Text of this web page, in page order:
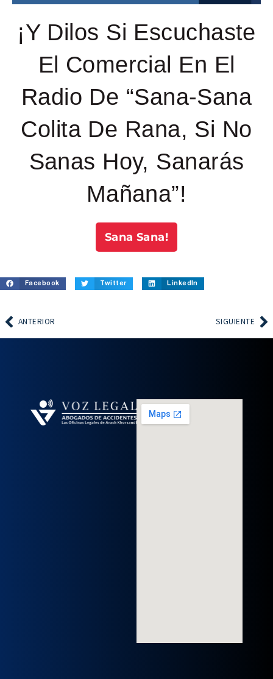
¡Y Dilos Si Escuchaste
El Comercial En El
Radio De “Sana-Sana
Colita De Rana, Si No
Sanas Hoy, Sanarás
Mañana”!
Sana Sana!
Facebook Twitter LinkedIn
ANTERIOR SIGUIENTE